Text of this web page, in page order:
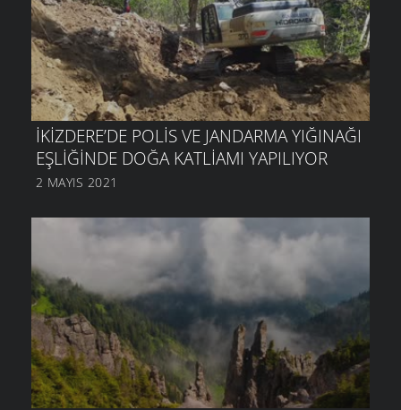
İKIZDERE’DE POLIS VE JANDARMA YIĞINAĞI
EŞLIĞINDE DOĞA KATLIAMI YAPILIYOR
2 MAYIS 2021